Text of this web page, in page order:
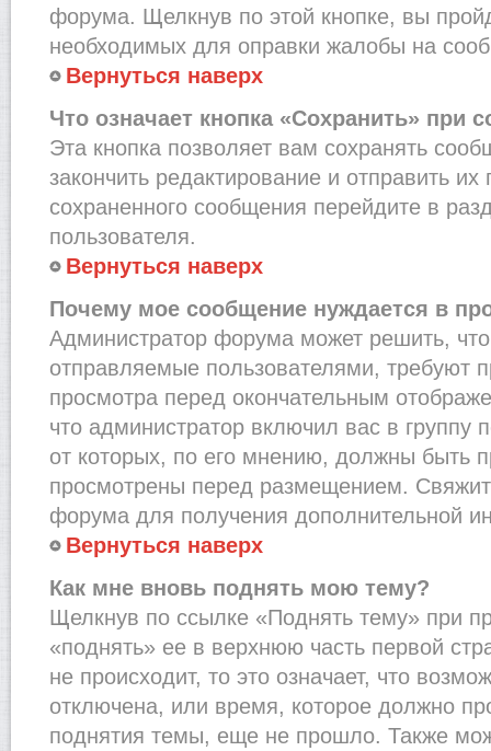
форума. Щелкнув по этой кнопке, вы
необходимых для оправки жалобы на
Вернуться наверх
Что означает кнопка «Сохранить» при
Эта кнопка позволяет вам сохранять
закончить редактирование и отправить их
сохраненного сообщения перейдите в
пользователя.
Вернуться наверх
Почему мое сообщение нуждается в
Администратор форума может решить,
отправляемые пользователями, требуют
просмотра перед окончательным
что администратор включил вас в группу
от которых, по его мнению, должны быть
просмотрены перед размещением.
форума для получения дополнительной
Вернуться наверх
Как мне вновь поднять мою тему?
Щелкнув по ссылке «Поднять тему» при
«поднять» ее в верхнюю часть первой
не происходит, то это означает, что
отключена, или время, которое должно
поднятия темы, еще не прошло. Также